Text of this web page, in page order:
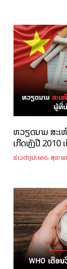
ຫວຽດນາມ ສະ
ເກີດຫຼັງປີ 2010
ຂ່າວຕ່າງປະເທດ, ສຸຂະພ